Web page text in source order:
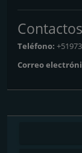
Contactos
Teléfono:
Correo